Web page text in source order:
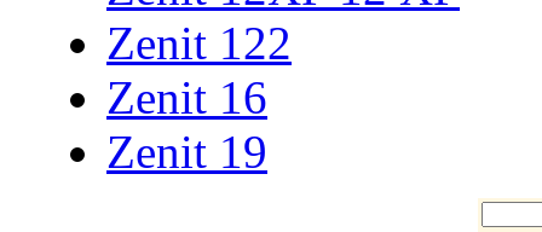
Zenit 122
Zenit 16
Zenit 19